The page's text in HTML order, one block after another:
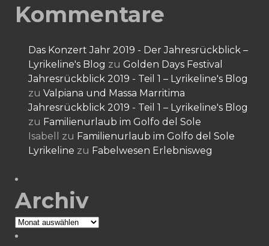
Kommentare
Das Konzert Jahr 2019 - Der Jahresrückblick –
Lyrikeline's Blog zu Golden Days Festival
Jahresrückblick 2019 - Teil 1 – Lyrikeline's Blog
zu Valpiana und Massa Marritima
Jahresrückblick 2019 - Teil 1 – Lyrikeline's Blog
zu Familienurlaub im Golfo del Sole
Isabell
zu Familienurlaub im Golfo del Sole
Lyrikeline zu Fabelwesen Erlebnisweg
Archiv
Archiv